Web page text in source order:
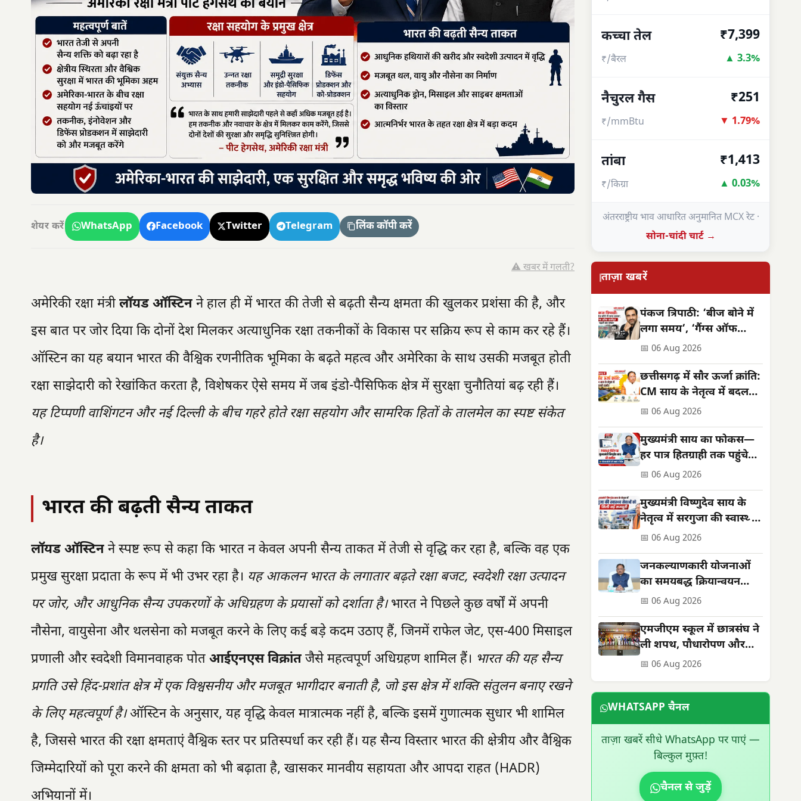
शेयर करें WhatsApp Facebook Twitter Telegram लिंक कॉपी करें
⚠️ खबर में गलती?
अमेरिकी रक्षा मंत्री लॉयड ऑस्टिन ने हाल ही में भारत की तेजी से बढ़ती सैन्य क्षमता की खुलकर प्रशंसा की है, और
इस बात पर जोर दिया कि दोनों देश मिलकर अत्याधुनिक रक्षा तकनीकों के विकास पर सक्रिय रूप से काम कर रहे हैं।
ऑस्टिन का यह बयान भारत की वैश्विक रणनीतिक भूमिका के बढ़ते महत्व और अमेरिका के साथ उसकी मजबूत होती
रक्षा साझेदारी को रेखांकित करता है, विशेषकर ऐसे समय में जब इंडो-पैसिफिक क्षेत्र में सुरक्षा चुनौतियां बढ़ रही हैं।
यह टिप्पणी वाशिंगटन और नई दिल्ली के बीच गहरे होते रक्षा सहयोग और सामरिक हितों के तालमेल का स्पष्ट संकेत
है।
भारत की बढ़ती सैन्य ताकत
लॉयड ऑस्टिन ने स्पष्ट रूप से कहा कि भारत न केवल अपनी सैन्य ताकत में तेजी से वृद्धि कर रहा है, बल्कि वह एक
प्रमुख सुरक्षा प्रदाता के रूप में भी उभर रहा है। यह आकलन भारत के लगातार बढ़ते रक्षा बजट, स्वदेशी रक्षा उत्पादन
पर जोर, और आधुनिक सैन्य उपकरणों के अधिग्रहण के प्रयासों को दर्शाता है।भारत ने पिछले कुछ वर्षों में अपनी
नौसेना, वायुसेना और थलसेना को मजबूत करने के लिए कई बड़े कदम उठाए हैं, जिनमें राफेल जेट, एस-400 मिसाइल
प्रणाली और स्वदेशी विमानवाहक पोत आईएनएस विक्रांत जैसे महत्वपूर्ण अधिग्रहण शामिल हैं। भारत की यह सैन्य
प्रगति उसे हिंद-प्रशांत क्षेत्र में एक विश्वसनीय और मजबूत भागीदार बनाती है, जो इस क्षेत्र में शक्ति संतुलन बनाए रखने
के लिए महत्वपूर्ण है।ऑस्टिन के अनुसार, यह वृद्धि केवल मात्रात्मक नहीं है, बल्कि इसमें गुणात्मक सुधार भी शामिल
है, जिससे भारत की रक्षा क्षमताएं वैश्विक स्तर पर प्रतिस्पर्धा कर रही हैं। यह सैन्य विस्तार भारत की क्षेत्रीय और वैश्विक
जिम्मेदारियों को पूरा करने की क्षमता को भी बढ़ाता है, खासकर मानवीय सहायता और आपदा राहत (HADR)
अभियानों में।
कच्चा तेल
₹/बैरल
₹7,399
▲ 3.3%
नैचुरल गैस
₹/mmBtu
₹251
▼ 1.79%
तांबा
₹/किग्रा
₹1,413
▲ 0.03%
अंतरराष्ट्रीय भाव आधारित अनुमानित MCX रेट ·
सोना-चांदी चार्ट →
ताज़ा खबरें
पंकज त्रिपाठी: ‘बीज बोने में
लगा समय’, ‘गैंग्स ऑफ
वासेपुर’ से पहले का सफर
📅 06 Aug 2026
छत्तीसगढ़ में सौर ऊर्जा क्रांति:
CM साय के नेतृत्व में बदलती
तस्वीर
📅 06 Aug 2026
मुख्यमंत्री साय का फोकस—
हर पात्र हितग्राही तक पहुंचे
शासन की योजनाओं का लाभ
📅 06 Aug 2026
मुख्यमंत्री विष्णुदेव साय के
नेतृत्व में सरगुजा की स्वास्थ्य
सेवाओं को मिली नई मजबूती
📅 06 Aug 2026
जनकल्याणकारी योजनाओं
का समयबद्ध क्रियान्वयन
सुनिश्चित करें : मुख्यमंत्री
विष्णुदेव साय
📅 06 Aug 2026
एमजीएम स्कूल में छात्रसंघ ने
ली शपथ, पौधारोपण और
सड़क सुरक्षा का दिया संदेश
📅 06 Aug 2026
WHATSAPP चैनल
ताज़ा खबरें सीधे WhatsApp पर पाएं —
बिल्कुल मुफ़्त!
चैनल से जुड़ें